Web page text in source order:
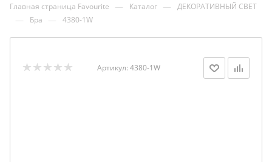
Главная страница Favourite — Каталог — ДЕКОРАТИВНЫЙ СВЕТ
— Бра — 4380-1W
Артикул: 4380-1W